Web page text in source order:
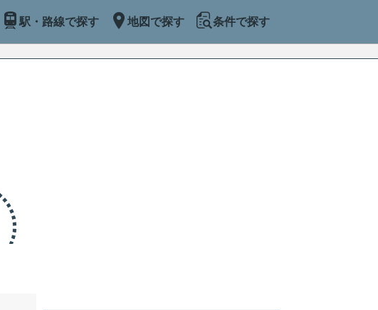
駅・路線で探す 地図で探す 条件で探す